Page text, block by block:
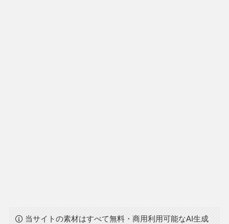
当サイトの素材はすべて無料・商用利用可能なAI生成